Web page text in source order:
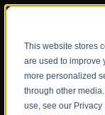
This website stores
are used to improve
more personalized
through other
use, see our Privacy